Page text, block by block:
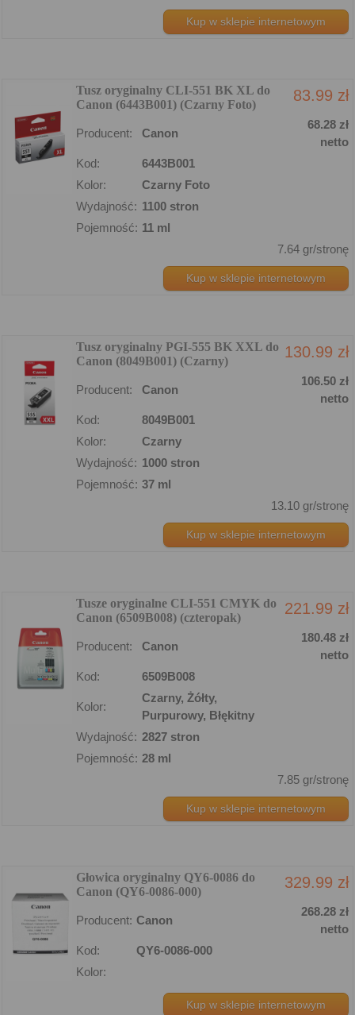
Kup w sklepie internetowym
Tusz oryginalny CLI-551 BK XL do
Canon (6443B001) (Czarny Foto)
83.99 zł
Producent: Canon
68.28 zł
netto
Kod:
6443B001
Kolor:
Czarny Foto
Wydajność: 1100 stron
Pojemność: 11 ml
7.64 gr/stronę
Kup w sklepie internetowym
Tusz oryginalny PGI-555 BK XXL do
Canon (8049B001) (Czarny)
130.99 zł
Producent: Canon
106.50 zł
netto
Kod:
8049B001
Kolor:
Czarny
Wydajność: 1000 stron
Pojemność: 37 ml
13.10 gr/stronę
Kup w sklepie internetowym
Tusze oryginalne CLI-551 CMYK do
Canon (6509B008) (czteropak)
221.99 zł
Producent: Canon
180.48 zł
netto
Kod:
6509B008
Kolor:
Czarny, Żółty,
Purpurowy, Błękitny
Wydajność: 2827 stron
Pojemność: 28 ml
7.85 gr/stronę
Kup w sklepie internetowym
Głowica oryginalny QY6-0086 do
Canon (QY6-0086-000)
329.99 zł
Producent: Canon
268.28 zł
netto
Kod:
QY6-0086-000
Kolor:
Kup w sklepie internetowym